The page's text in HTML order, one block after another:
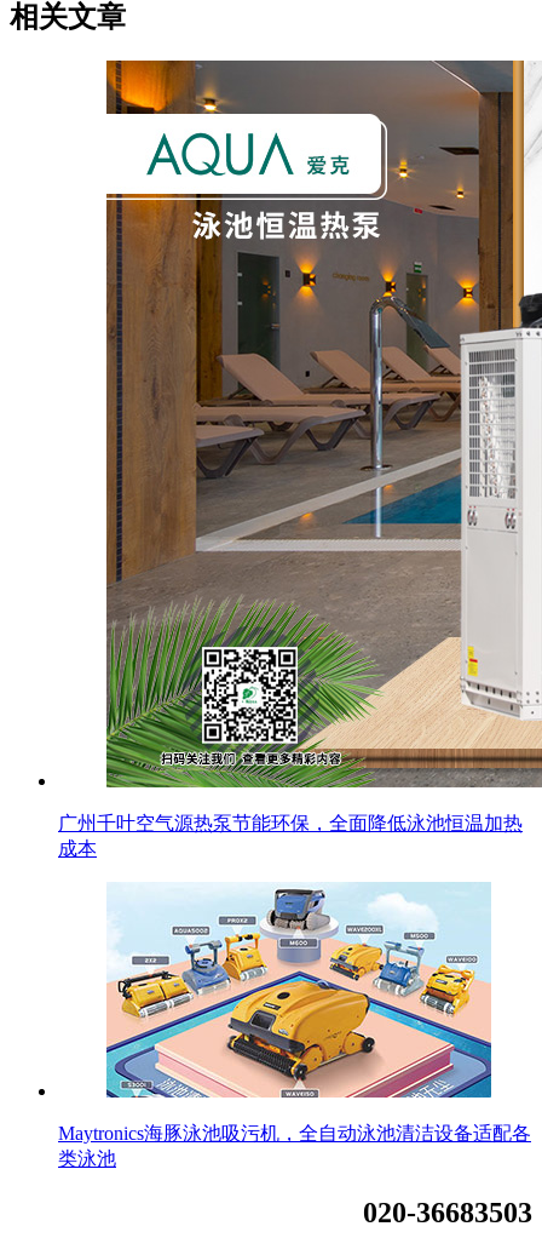
相关文章
广州千叶空气源热泵节能环保，全面降低泳池恒温加热
成本
Maytronics海豚泳池吸污机，全自动泳池清洁设备适配各
类泳池
020-36683503